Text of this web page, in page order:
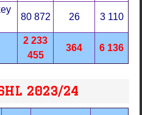
80 872 26 3 110
2 233
455
364 6 136
2023/24